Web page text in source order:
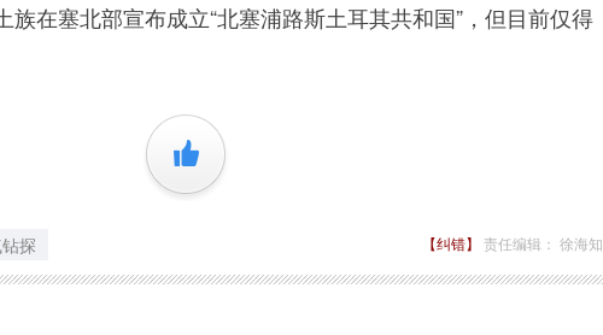
族在塞北部宣布成立“北塞浦路斯土耳其共和国”，但目前仅得
+1
探 【纠错】 责任编辑： 徐海知